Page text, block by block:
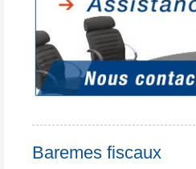
Baremes fiscaux